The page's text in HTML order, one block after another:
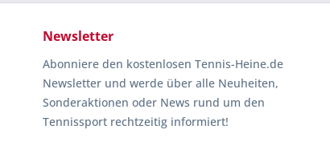
Newsletter
Abonniere den kostenlosen Tennis-Heine.de
Newsletter und werde über alle Neuheiten,
Sonderaktionen oder News rund um den
Tennissport rechtzeitig informiert!